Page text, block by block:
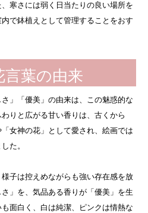
寒さには弱く日当たりの良い場所を
で鉢植えとして管理することをおす
葉の由来
」「優美」の由来は、この魅惑的な
りと広がる甘い香りは、古くから
女神の花」として愛され、絵画では
た。
子は控えめながらも強い存在感を放
」を、気品ある香りが「優美」を生
面白く、白は純潔、ピンクは情熱な